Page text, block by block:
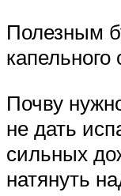
Полезным
Почву
не дать
сильных
натянуть